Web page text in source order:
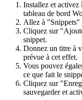
Installez et
tableau de bord
Allez à "Snippets"
Cliquez sur
snippet.
Donnez un titre à
prévue à cet effet.
Vous pouvez
ce que fait le
Cliquez sur
sauvegarder et